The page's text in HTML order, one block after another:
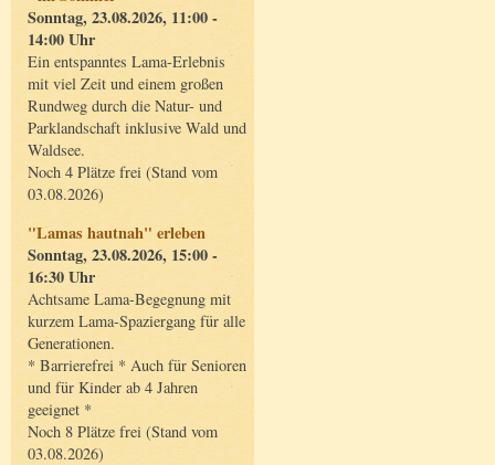
Sonntag, 23.08.2026, 11:00 -
14:00 Uhr
Ein entspanntes Lama-Erlebnis
mit viel Zeit und einem großen
Rundweg durch die Natur- und
Parklandschaft inklusive Wald und
Waldsee.
Noch 4 Plätze frei (Stand vom
03.08.2026)
"Lamas hautnah" erleben
Sonntag, 23.08.2026, 15:00 -
16:30 Uhr
Achtsame Lama-Begegnung mit
kurzem Lama-Spaziergang für alle
Generationen.
* Barrierefrei * Auch für Senioren
und für Kinder ab 4 Jahren
geeignet *
Noch 8 Plätze frei (Stand vom
03.08.2026)